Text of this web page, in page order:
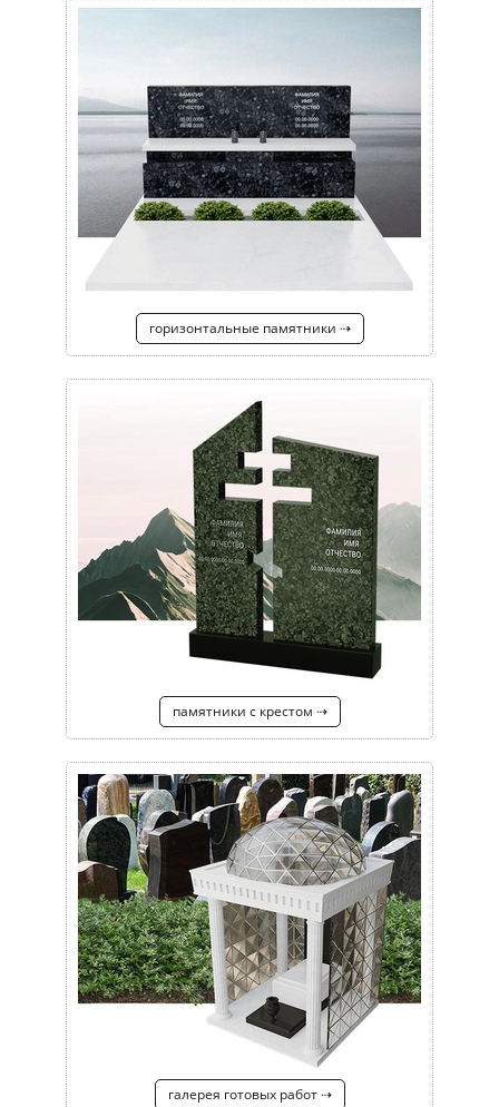
горизонтальные памятники ⇢
памятники с крестом ⇢
галерея готовых работ ⇢